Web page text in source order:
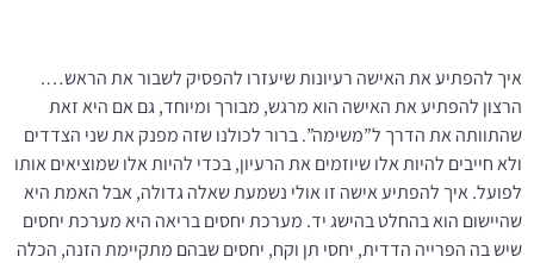
איך להפתיע את האישה רעיונות שיעזרו להפסיק לשבור את הראש….
הרצון להפתיע את האישה הוא מרגש, מבורך ומיוחד, גם אם היא זאת
שהתוותה את הדרך ל”משימה”. ברור לכולנו שזה מפנק את שני הצדדים
ולא חייבים להיות אלו שיוזמים את הרעיון, בכדי להיות אלו שמוציאים אותו
לפועל. איך להפתיע אישה זו אולי נשמעת שאלה גדולה, אבל האמת היא
שהיישום הוא בהחלט בהישג יד. מערכת יחסים בריאה היא מערכת יחסים
שיש בה הפרייה הדדית, יחסי תן וקח, יחסים שבהם מתקיימת הזנה, הכלה